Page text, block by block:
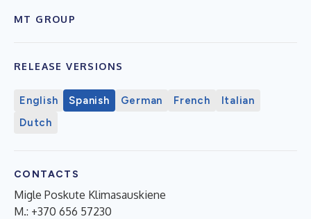
MT GROUP
RELEASE VERSIONS
English Spanish German French
Italian
Dutch
CONTACTS
Migle Poskute Klimasauskiene
M.: +370 656 57230